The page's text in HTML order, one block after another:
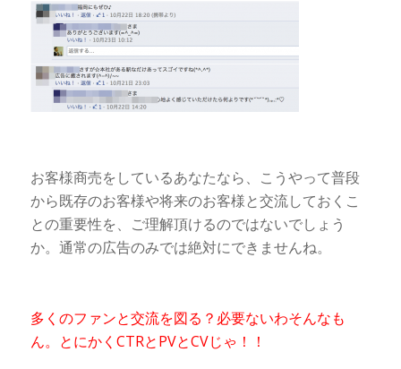
お客様商売をしているあなたなら、こうやって普段
から既存のお客様や将来のお客様と交流しておくこ
との重要性を、ご理解頂けるのではないでしょう
か。通常の広告のみでは絶対にできませんね。
多くのファンと交流を図る？必要ないわそんなも
ん。とにかくCTRとPVとCVじゃ！！